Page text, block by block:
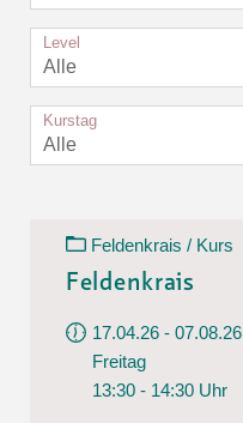
Level
Alle
Kurstag
Alle
Feldenkrais / Kurs
Feldenkrais
17.04.26 - 07.08.26
Freitag
13:30 - 14:30 Uhr